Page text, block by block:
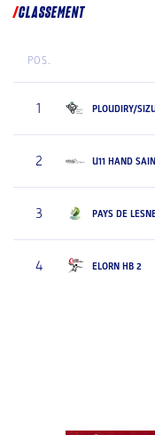
CLASSEMENT
POS.
1 PLOUDIRY/
2 U11 HAND
3 PAYS DE
4 ELORN HB 2